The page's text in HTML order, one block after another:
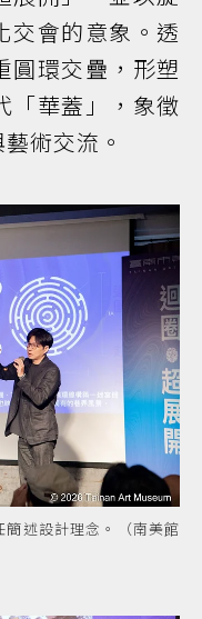
交會的意象。透
圓環交疊，形塑
「華蓋」，象徵
術交流。
述設計理念。（南美館